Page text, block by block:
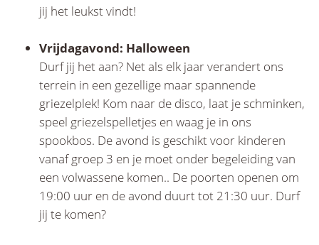
jij het leukst vindt!
Vrijdagavond: Halloween
Durf jij het aan? Net als elk jaar verandert ons
terrein in een gezellige maar spannende
griezelplek! Kom naar de disco, laat je schminken,
speel griezelspelletjes en waag je in ons
spookbos. De avond is geschikt voor kinderen
vanaf groep 3 en je moet onder begeleiding van
een volwassene komen.. De poorten openen om
19:00 uur en de avond duurt tot 21:30 uur. Durf
jij te komen?